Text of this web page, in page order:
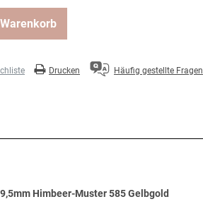
Drucken Häufig gestellte Fragen
Himbeer-Muster 585 Gelbgold